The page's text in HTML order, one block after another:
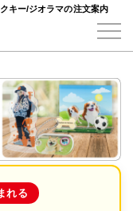
キー/ジオラマの注文案内
れる